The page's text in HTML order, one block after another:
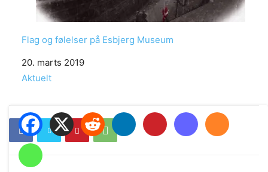
Flag og følelser på Esbjerg Museum
Date
20. marts 2019
In relation to
Aktuelt